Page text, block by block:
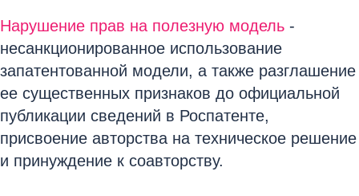
Нарушение прав на полезную модель -
несанкционированное использование
запатентованной модели, а также разглашение
ее существенных признаков до официальной
публикации сведений в Роспатенте,
присвоение авторства на техническое решение
и принуждение к соавторству.